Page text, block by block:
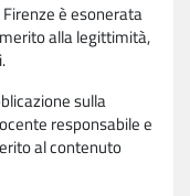
è esonerata
alla legittimità,
sulla
responsabile e
al contenuto